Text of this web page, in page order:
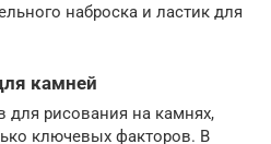
наброска и ластик для
камней
рисования на камнях,
ключевых факторов. В